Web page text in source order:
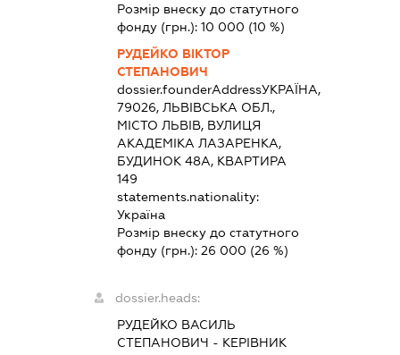
Розмір внеску до статутного
фонду (грн.):10 000 (10 %)
РУДЕЙКО ВІКТОР
СТЕПАНОВИЧ
dossier.founderAddressУКРАЇНА,
79026, ЛЬВІВСЬКА ОБЛ.,
МІСТО ЛЬВІВ, ВУЛИЦЯ
АКАДЕМІКА ЛАЗАРЕНКА,
БУДИНОК 48А, КВАРТИРА
149
statements.nationality:
Україна
Розмір внеску до статутного
фонду (грн.):26 000 (26 %)
dossier.heads:
РУДЕЙКО ВАСИЛЬ
СТЕПАНОВИЧ - КЕРІВНИК